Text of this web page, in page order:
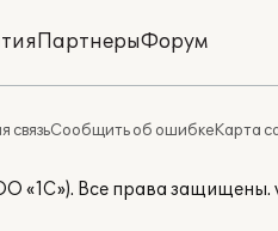
ПартнерыФорум
связьСообщить об ошибкеКарта
«1С»). Все права защищены.